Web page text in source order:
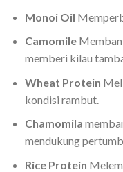
Monoi Oil
Camomile
memberi kilau
Wheat Protein
kondisi rambut.
Chamomila
mendukung
Rice Protein